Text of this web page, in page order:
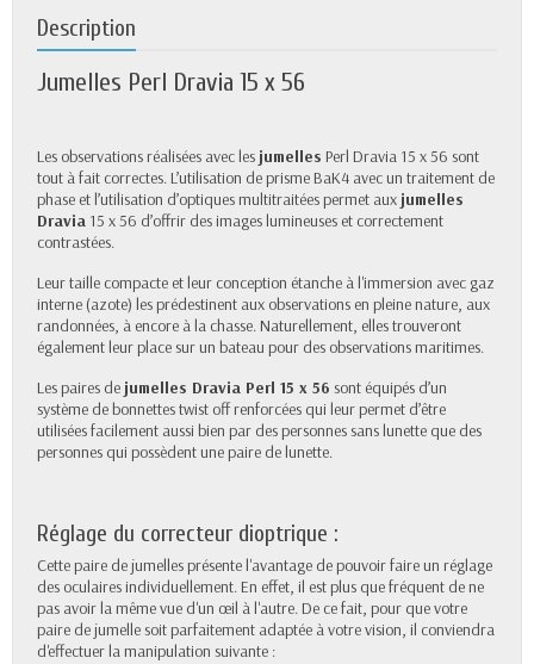
Description
Jumelles Perl Dravia 15 x 56
Les observations réalisées avec les jumelles Perl Dravia 15 x 56 sont
tout à fait correctes. L’utilisation de prisme BaK4 avec un traitement de
phase et l’utilisation d’optiques multitraitées permet aux jumelles
Dravia 15 x 56 d’offrir des images lumineuses et correctement
contrastées.
Leur taille compacte et leur conception étanche à l'immersion avec gaz
interne (azote) les prédestinent aux observations en pleine nature, aux
randonnées, à encore à la chasse. Naturellement, elles trouveront
également leur place sur un bateau pour des observations maritimes.
Les paires de jumelles Dravia Perl 15 x 56 sont équipés d’un
système de bonnettes twist off renforcées qui leur permet d’être
utilisées facilement aussi bien par des personnes sans lunette que des
personnes qui possèdent une paire de lunette.
Réglage du correcteur dioptrique :
Cette paire de jumelles présente l'avantage de pouvoir faire un réglage
des oculaires individuellement. En effet, il est plus que fréquent de ne
pas avoir la même vue d'un œil à l'autre. De ce fait, pour que votre
paire de jumelle soit parfaitement adaptée à votre vision, il conviendra
d'effectuer la manipulation suivante :